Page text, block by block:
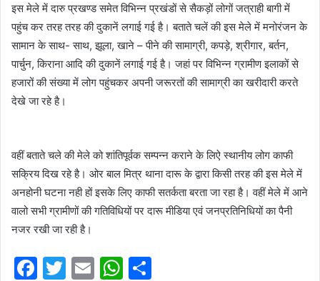
इस मेले में दारु प्रखण्ड समेत विभिन्न प्रखंडों से सैकड़ों लोगों जत्राही बागी में
पहुंच कर तरह तरह की दुकानें लगाई गई है। बताते चलें की इस मेले में मनोरंजन के
सामान के साथ- साथ, झूला, खाने – पीने की सामाग्री, कपड़े, श्रीगार, बर्तन,
पार्चुन, किराना आदि की दुकानें लगाई गई है। जहां पर विभिन्न ग्रामीण इलाकों से
हजारों की संख्या में लोग पहुंचकर अपनी जरूरतों की सामाग्री का खरीदारी करते
देखे जा रहे है।
वहीं बताते चले की मेले को शांतिपूर्वक सम्पन्न कराने के लिऐ स्थानीय लोग काफी
सक्रिय दिख रहे है। ओर बाल मित्र थाना दारू के द्वारा किसी तरह की इस मेले में
अनहोनी घटना नही हों इसके लिए काफी सतर्कता बरता जा रहा है। वहीं मेले में आने
वालो सभी ग्रामीणों की गतिविधियों पर दारू मीडिया एवं जनप्रतिनिधियों का पैनी
नजर रखी जा रही है।
F
T
E
W